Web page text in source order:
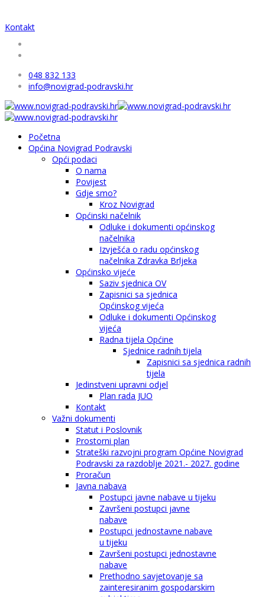
Kontakt
048 832 133
info@novigrad-podravski.hr
Početna
Općina Novigrad Podravski
Opći podaci
O nama
Povijest
Gdje smo?
Kroz Novigrad
Općinski načelnik
Odluke i dokumenti općinskog
načelnika
Izvješća o radu općinskog
načelnika Zdravka Brljeka
Općinsko vijeće
Saziv sjednica OV
Zapisnici sa sjednica
Općinskog vijeća
Odluke i dokumenti Općinskog
vijeća
Radna tijela Općine
Sjednice radnih tijela
Zapisnici sa sjednica radnih
tijela
Jedinstveni upravni odjel
Plan rada JUO
Kontakt
Važni dokumenti
Statut i Poslovnik
Prostorni plan
Strateški razvojni program Općine Novigrad
Podravski za razdoblje 2021.- 2027. godine
Proračun
Javna nabava
Postupci javne nabave u tijeku
Završeni postupci javne
nabave
Postupci jednostavne nabave
u tijeku
Završeni postupci jednostavne
nabave
Prethodno savjetovanje sa
zainteresiranim gospodarskim